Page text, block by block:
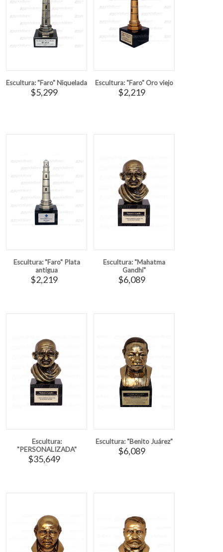
Escultura: "Faro" Niquelada
$5,299
Escultura: "Faro" Oro viejo
$2,219
Escultura: "Faro" Plata
antigua
$2,219
Escultura: "Mahatma
Gandhi"
$6,089
Escultura:
"PERSONALIZADA"
$35,649
Escultura: "Benito Juárez"
$6,089